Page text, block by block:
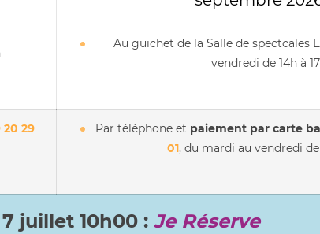
Au guichet de la Salle de spectcales
vendredi de 14h à
20 29
Par téléphone et paiement par carte
01, du mardi au vendredi de
juillet 10h00 : Je Réserve